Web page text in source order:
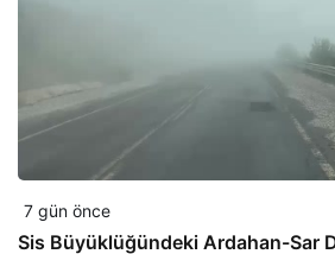
7 gün önce
Sis Büyüklüğündeki Ardahan-Sar